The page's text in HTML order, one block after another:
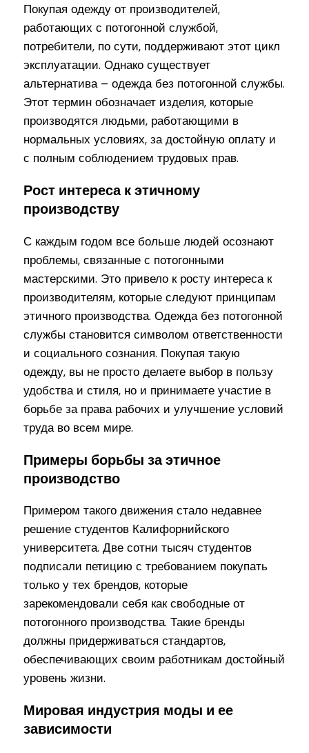
Покупая одежду от производителей,
работающих с потогонной службой,
потребители, по сути, поддерживают этот цикл
эксплуатации. Однако существует
альтернатива – одежда без потогонной службы.
Этот термин обозначает изделия, которые
производятся людьми, работающими в
нормальных условиях, за достойную оплату и
с полным соблюдением трудовых прав.
Рост интереса к этичному
производству
С каждым годом все больше людей осознают
проблемы, связанные с потогонными
мастерскими. Это привело к росту интереса к
производителям, которые следуют принципам
этичного производства. Одежда без потогонной
службы становится символом ответственности
и социального сознания. Покупая такую
одежду, вы не просто делаете выбор в пользу
удобства и стиля, но и принимаете участие в
борьбе за права рабочих и улучшение условий
труда во всем мире.
Примеры борьбы за этичное
производство
Примером такого движения стало недавнее
решение студентов Калифорнийского
университета. Две сотни тысяч студентов
подписали петицию с требованием покупать
только у тех брендов, которые
зарекомендовали себя как свободные от
потогонного производства. Такие бренды
должны придерживаться стандартов,
обеспечивающих своим работникам достойный
уровень жизни.
Мировая индустрия моды и ее
зависимости